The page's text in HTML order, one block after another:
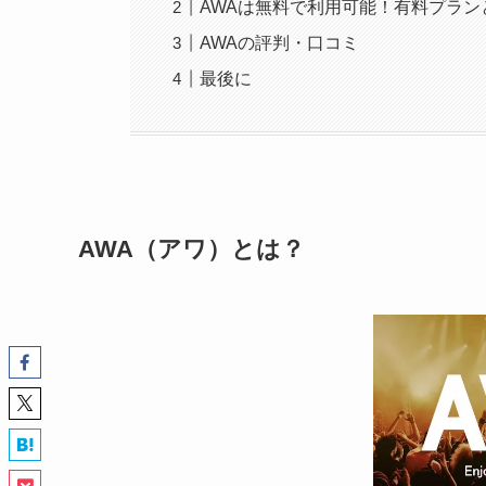
AWAは無料で利用可能！有料プラン
AWAの評判・口コミ
最後に
AWA（アワ）とは？